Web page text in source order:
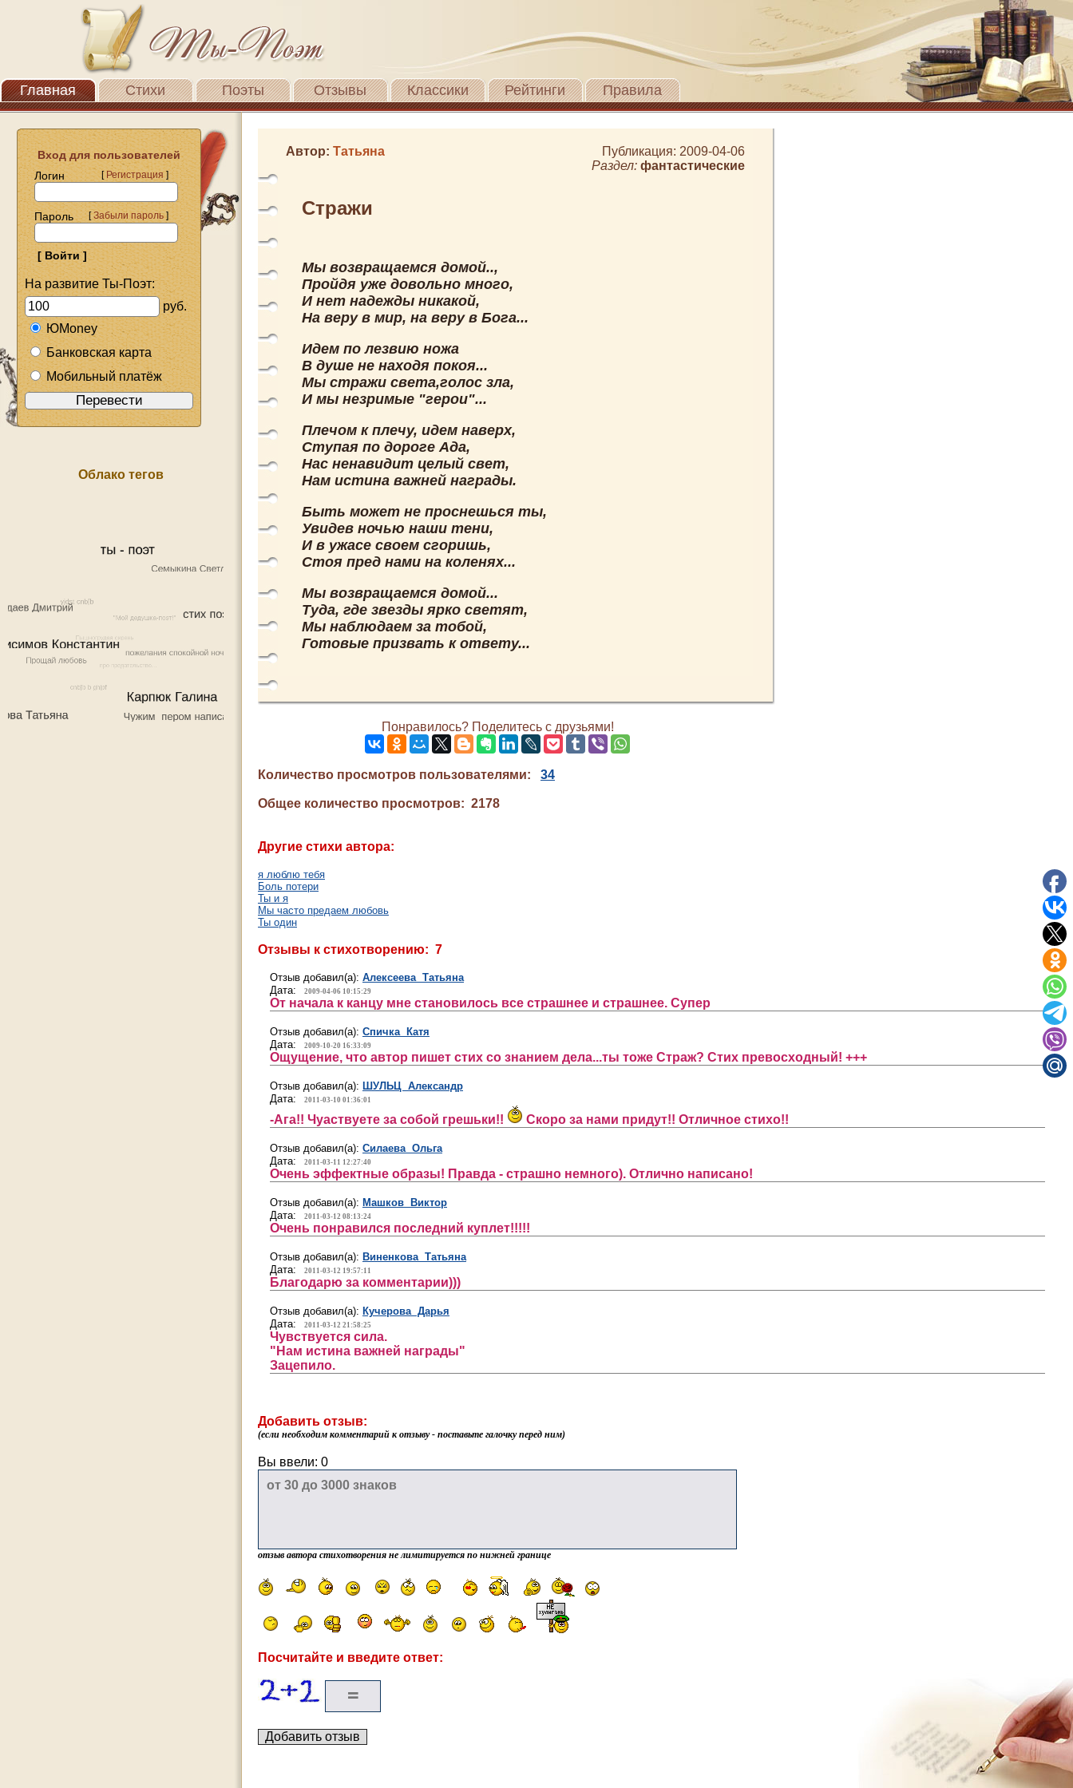
Главная Стихи Поэты Отзывы Классики Рейтинги Правила
Вход для пользователей
Логин
[Регистрация]
Пароль [Забыли пароль]
На развитие Ты-Поэт:
руб.
ЮMoney
Банковская карта
Мобильный платёж
Облако тегов
Автор: Татьяна
Публикация: 2009-04-06
Раздел: фантастические
Стражи
Мы возвращаемся домой..,
Пройдя уже довольно много,
И нет надежды никакой,
На веру в мир, на веру в Бога...
Идем по лезвию ножа
В душе не находя покоя...
Мы стражи света,голос зла,
И мы незримые "герои"...
Плечом к плечу, идем наверх,
Ступая по дороге Ада,
Нас ненавидит целый свет,
Нам истина важней награды.
Быть может не проснешься ты,
Увидев ночью наши тени,
И в ужасе своем сгоришь,
Стоя пред нами на коленях...
Мы возвращаемся домой...
Туда, где звезды ярко светят,
Мы наблюдаем за тобой,
Готовые призвать к ответу...
Понравилось? Поделитесь с друзьями!
Количество просмотров пользователями: 34
Общее количество просмотров: 2178
Другие стихи автора:
я люблю тебя
Боль потери
Ты и я
Мы часто предаем любовь
Ты один
Отзывы к стихотворению: 7
Отзыв добавил(а): Алексеева Татьяна
Дата:
2009-04-06 10:15:29
От начала к канцу мне становилось все страшнее и страшнее. Супер
Отзыв добавил(а): Спичка Катя
Дата:
2009-10-20 16:33:09
Ощущение, что автор пишет стих со знанием дела...ты тоже Страж? Стих превосходный! +++
Отзыв добавил(а): ШУЛЬЦ Александр
Дата:
2011-03-10 01:36:01
-Ага!! Чуаствуете за собой грешьки!! Скоро за нами придут!! Отличное стихо!!
Отзыв добавил(а): Силаева Ольга
Дата:
2011-03-11 12:27:40
Очень эффектные образы! Правда - страшно немного). Отлично написано!
Отзыв добавил(а): Машков Виктор
Дата:
2011-03-12 08:13:24
Очень понравился последний куплет!!!!!
Отзыв добавил(а): Виненкова Татьяна
Дата:
2011-03-12 19:57:11
Благодарю за комментарии)))
Отзыв добавил(а): Кучерова Дарья
Дата:
2011-03-12 21:58:25
Чувствуется сила.
"Нам истина важней награды"
Зацепило.
Добавить отзыв:
(если необходим комментарий к отзыву - поставьте галочку перед ним)
Вы ввели: 0
отзыв автора стихотворения не лимитируется по нижней границе
Посчитайте и введите ответ: